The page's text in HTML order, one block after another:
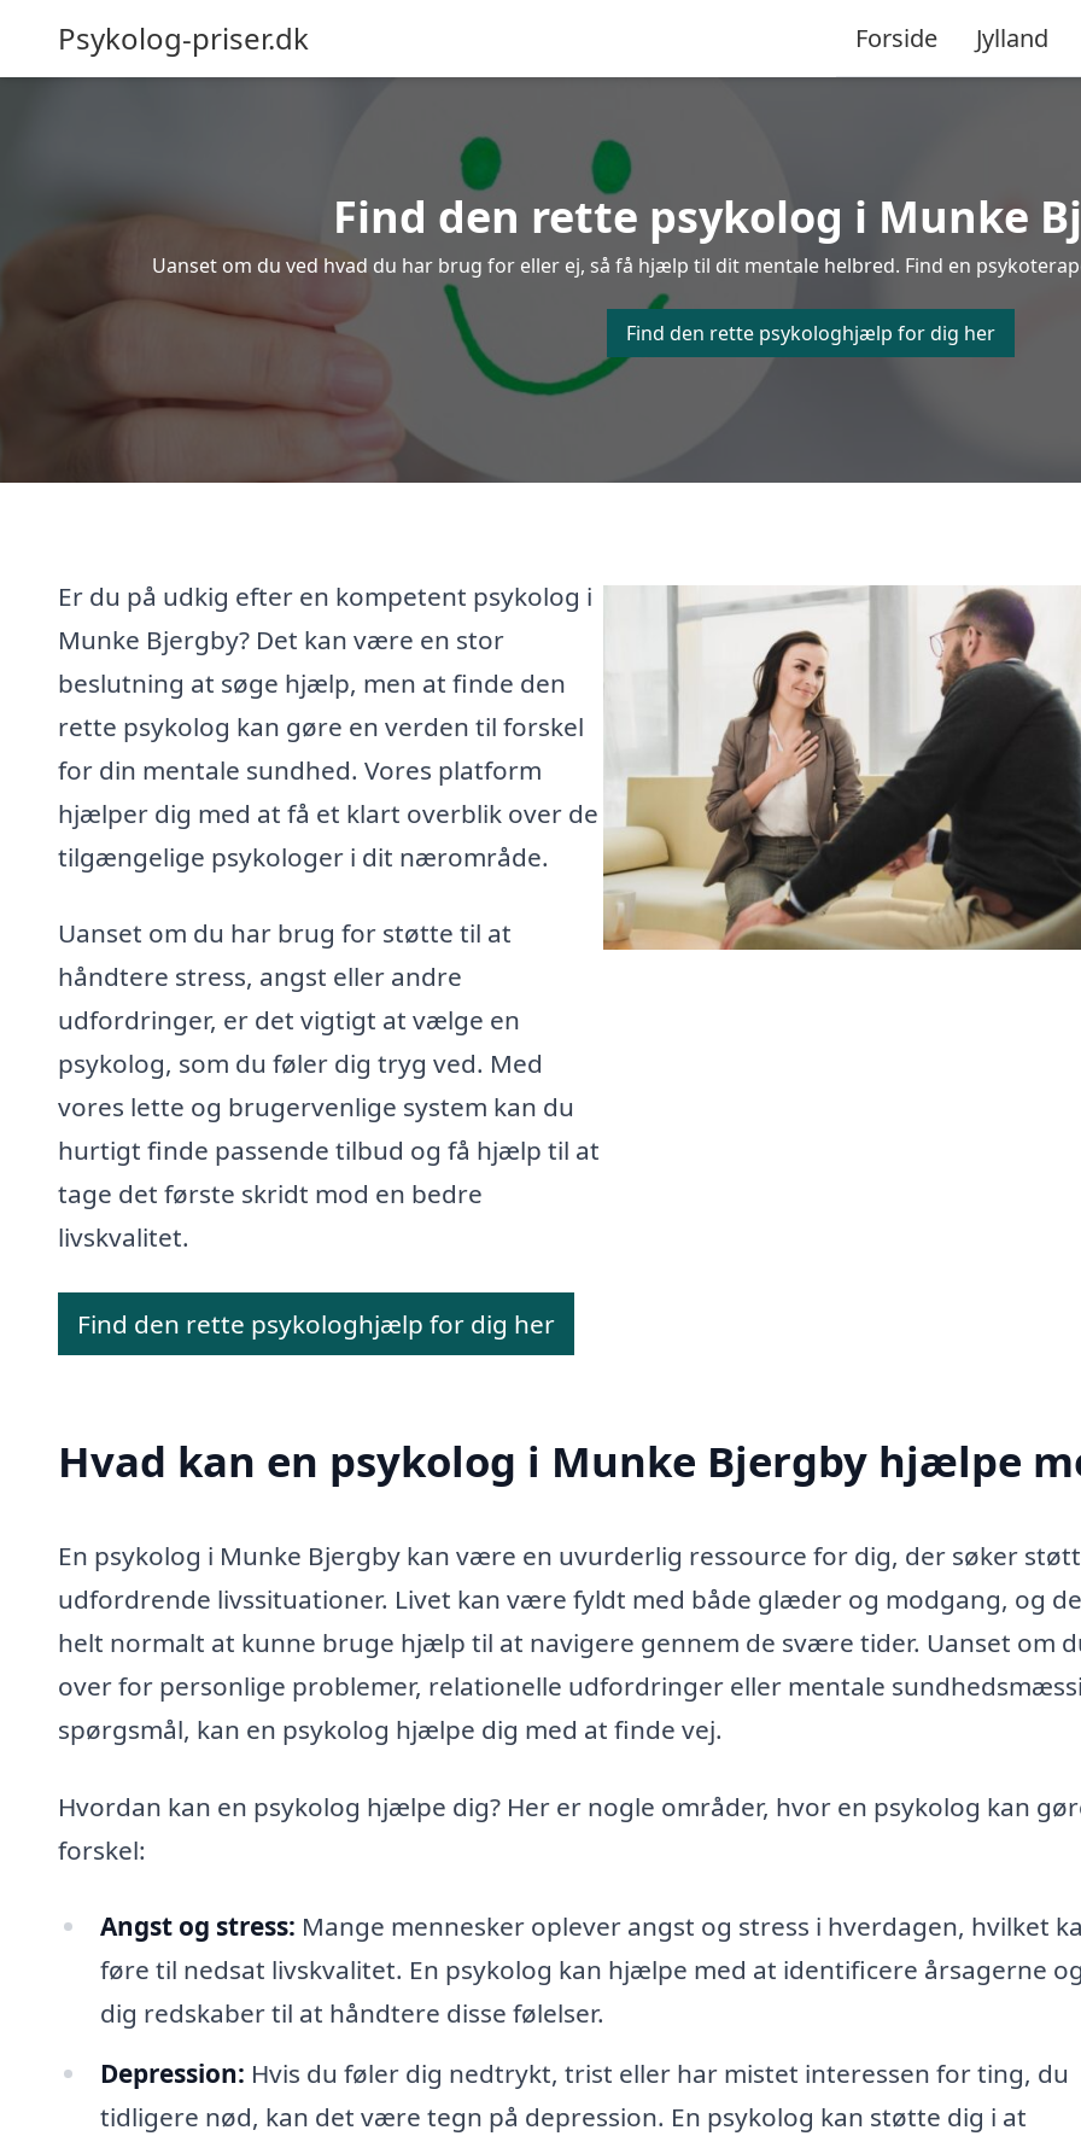
Psykolog-priser.dk Forside Jylland
Find den rette psykolog i Munke
Uanset om du ved hvad du har brug for eller ej, så få hjælp til dit mentale helbred. Find en
Find den rette psykologhjælp for dig her
Er du på udkig efter en kompetent psykolog i
Munke Bjergby? Det kan være en stor
beslutning at søge hjælp, men at finde den
rette psykolog kan gøre en verden til forskel
for din mentale sundhed. Vores platform
hjælper dig med at få et klart overblik over de
tilgængelige psykologer i dit nærområde.
Uanset om du har brug for støtte til at
håndtere stress, angst eller andre
udfordringer, er det vigtigt at vælge en
psykolog, som du føler dig tryg ved. Med
vores lette og brugervenlige system kan du
hurtigt finde passende tilbud og få hjælp til at
tage det første skridt mod en bedre
livskvalitet.
Find den rette psykologhjælp for dig her
Hvad kan en psykolog i Munke Bjergby hjælpe
En psykolog i Munke Bjergby kan være en uvurderlig ressource for dig, der søker
udfordrende livssituationer. Livet kan være fyldt med både glæder og modgang, og
helt normalt at kunne bruge hjælp til at navigere gennem de svære tider. Uanset om
over for personlige problemer, relationelle udfordringer eller mentale
spørgsmål, kan en psykolog hjælpe dig med at finde vej.
Hvordan kan en psykolog hjælpe dig? Her er nogle områder, hvor en psykolog kan
forskel:
Angst og stress: Mange mennesker oplever angst og stress i hverdagen, hvilket
føre til nedsat livskvalitet. En psykolog kan hjælpe med at identificere årsagerne
dig redskaber til at håndtere disse følelser.
Depression: Hvis du føler dig nedtrykt, trist eller har mistet interessen for ting, du
tidligere nød, kan det være tegn på depression. En psykolog kan støtte dig i at